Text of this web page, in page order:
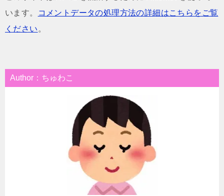
います。
コメントデータの処理方法の詳細はこちらをご覧
ください 。
Author：ちゅわこ